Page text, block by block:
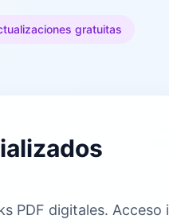
gratuitas
PDF digitales.